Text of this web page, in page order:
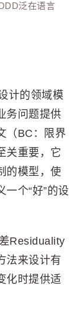
泛在语言
计的领域模
务问题提供
（BC：限界
关重要，它
的模型，使
个“好”的设
Residuality
法来设计有
化时提供适